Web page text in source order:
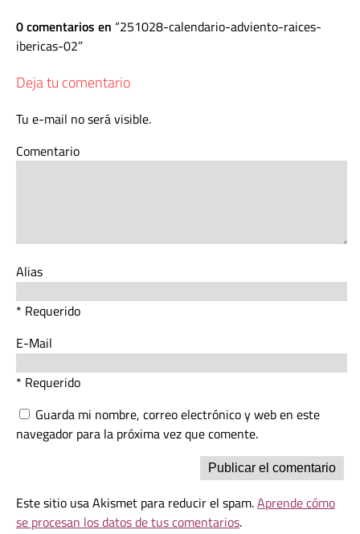
0 comentarios en 251028-calendario-adviento-raices-
ibericas-02
Deja tu comentario
Tu e-mail no será visible.
Comentario
Alias
* Requerido
E-Mail
* Requerido
Guarda mi nombre, correo electrónico y web en este
navegador para la próxima vez que comente.
Este sitio usa Akismet para reducir el spam.Aprende cómo
se procesan los datos de tus comentarios.